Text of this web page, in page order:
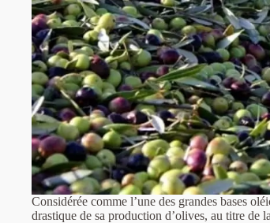
Considérée comme l’une des grandes bases
drastique de sa production d’olives, au titre de